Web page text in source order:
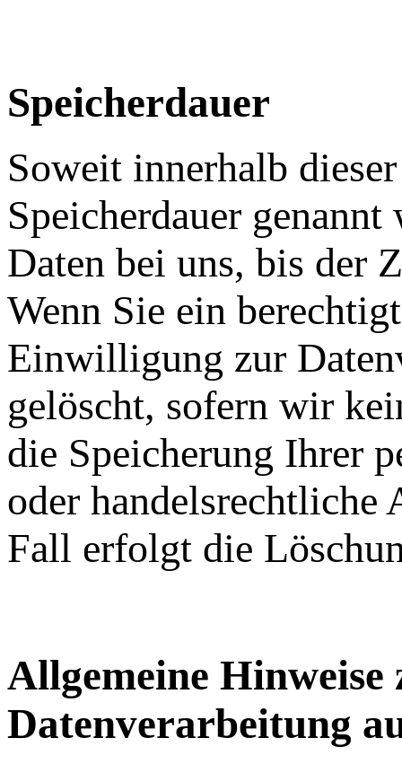
Speicherdauer
Soweit innerhalb
Speicherdauer
Daten bei uns, bis der
Wenn Sie ein
Einwilligung zur
gelöscht, sofern wir
die Speicherung Ihrer
oder handelsrechtliche
Fall erfolgt die
Allgemeine Hinweise
Datenverarbeitung